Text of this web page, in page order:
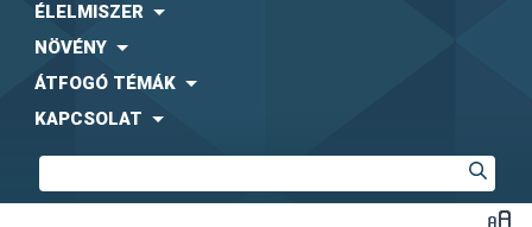
ÉLELMISZER
NÖVÉNY
ÁTFOGÓ TÉMÁK
KAPCSOLAT